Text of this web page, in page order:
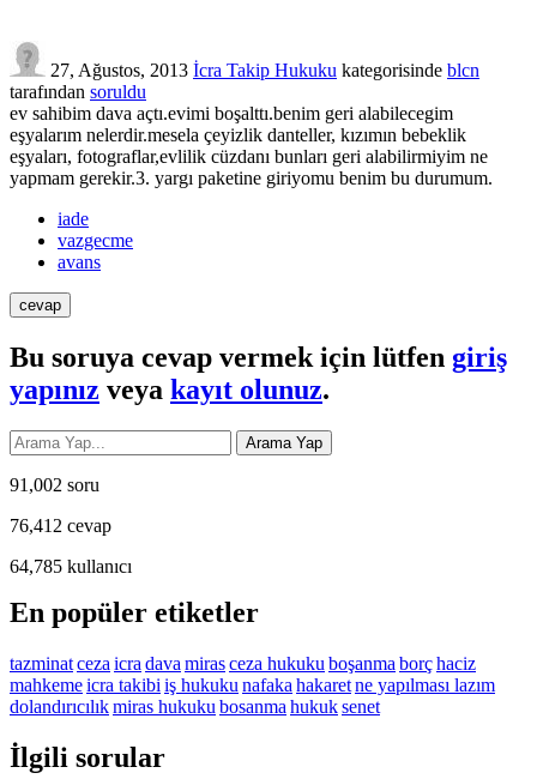
27, Ağustos, 2013 İcra Takip Hukuku kategorisinde blcn
tarafından soruldu
ev sahibim dava açtı.evimi boşalttı.benim geri alabilecegim
eşyalarım nelerdir.mesela çeyizlik danteller, kızımın bebeklik
eşyaları, fotograflar,evlilik cüzdanı bunları geri alabilirmiyim ne
yapmam gerekir.3. yargı paketine giriyomu benim bu durumum.
iade
vazgecme
avans
Bu soruya cevap vermek için lütfen giriş
yapınız veya kayıt olunuz.
91,002 soru
76,412 cevap
64,785 kullanıcı
En popüler etiketler
tazminatceza icra dava mirasceza hukuku boşanma borçhaciz
mahkemeicra takibi iş hukuku nafaka hakaretne yapılması lazım
dolandırıcılıkmiras hukuku bosanma hukuksenet
İlgili sorular